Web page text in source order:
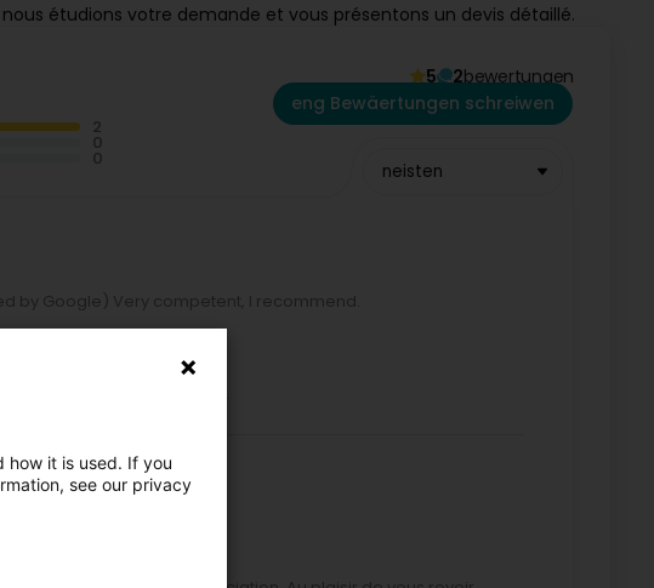
étudions votre demande et vous présentons un devis détaillé.
5 2bewertungen
eng Bewäertungen schreiwen
neisten
by Google) Very competent, I recommend.
how it is used. If you
see our privacy